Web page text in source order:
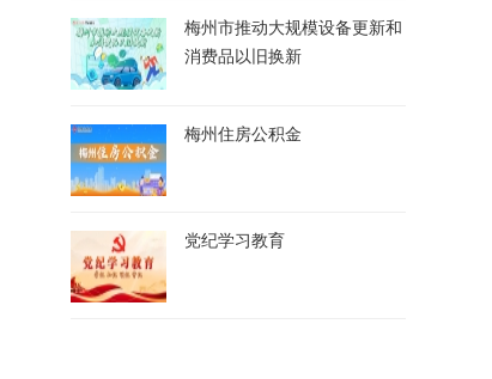
梅州市推动大规模设备更新和
消费品以旧换新
梅州住房公积金
党纪学习教育